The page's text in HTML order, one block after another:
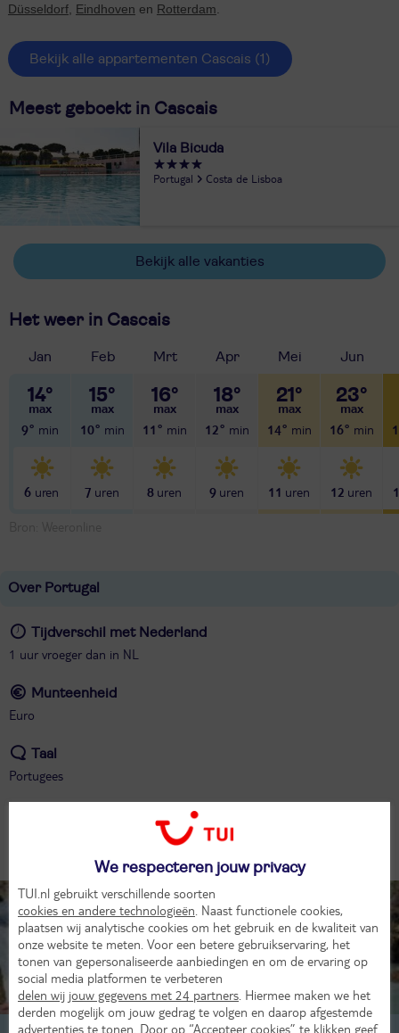
Düsseldorf, Eindhoven en Rotterdam
Bekijk alle appartementen Cascais (1)
Meest geboekt in Cascais
Vila Bicuda
Portugal Costa de Lisboa
Bekijk alle vakanties
Het weer in Cascais
Jan
14°
9°
6
Feb
15°
10°
7
Mrt
16°
11°
8
Apr
18°
12°
9
Mei
21°
14°
11
Jun
23°
16°
12
Over Portugal
Tijdverschil met Nederland
1 uur vroeger dan in NL
Munteenheid
Euro
Taal
Portugees
Rixt ☀️ Content Creator
We respecteren jouw privacy
TUI.nl gebruikt verschillende soorten
cookies en andere technologieën . Naast functionele cookies,
plaatsen wij analytische cookies om het gebruik en de kwaliteit van
onze website te meten. Voor een betere gebruikservaring, het
tonen van gepersonaliseerde aanbiedingen en om de ervaring op
social media platformen te verbeteren
delen wij jouw gegevens met 24 partners . Hiermee maken we het
derden mogelijk om jouw gedrag te volgen en daarop afgestemde
advertenties te tonen. Door op “Accepteer cookies” te klikken geef